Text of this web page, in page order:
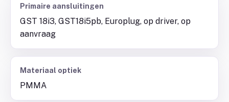
Primaire aansluitingen
GST 18i3, GST18i5pb, Europlug, op driver, op
aanvraag
Materiaal optiek
PMMA